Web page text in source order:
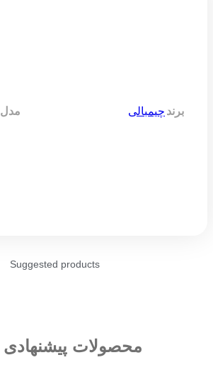
برند چیمبالی مدل
Suggested products
محصولات پیشنهادی